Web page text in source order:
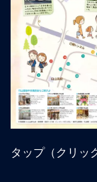
タップ（クリッ